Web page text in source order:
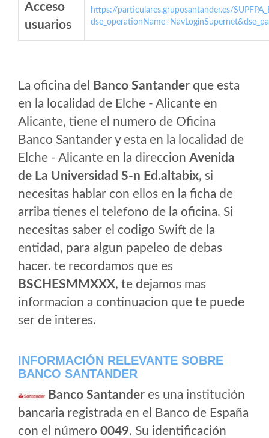
Acceso
usuarios
https://particulares.gruposantander.es/
La oficina del Banco Santander que esta
en la localidad de Elche - Alicante en
Alicante, tiene el numero de Oficina
Banco Santander y esta en la localidad de
Elche - Alicante en la direccion Avenida
de La Universidad S-n Ed.altabix, si
necesitas hablar con ellos en la ficha de
arriba tienes el telefono de la oficina. Si
necesitas saber el codigo Swift de la
entidad, para algun papeleo de debas
hacer. te recordamos que es
BSCHESMMXXX, te dejamos mas
informacion a continuacion que te puede
ser de interes.
INFORMACIÓN RELEVANTE SOBRE
BANCO SANTANDER
Banco Santander es una institución
bancaria registrada en el Banco de España
con el número 0049. Su identificación